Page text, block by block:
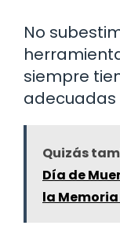
No
siempre
adecuadas
Quizás
Día de
la Memoria